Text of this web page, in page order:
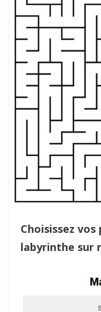
Choisissez
labyrinthe sur